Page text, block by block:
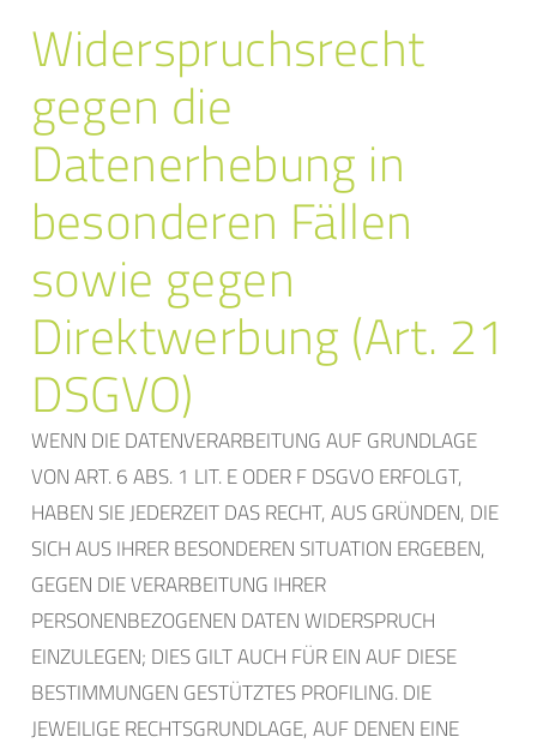
Widerspruchsrecht
gegen die
Datenerhebung in
besonderen Fällen
sowie gegen
Direktwerbung (Art. 21
DSGVO)
WENN DIE DATENVERARBEITUNG AUF GRUNDLAGE
VON ART. 6 ABS. 1 LIT. E ODER F DSGVO ERFOLGT,
HABEN SIE JEDERZEIT DAS RECHT, AUS GRÜNDEN, DIE
SICH AUS IHRER BESONDEREN SITUATION ERGEBEN,
GEGEN DIE VERARBEITUNG IHRER
PERSONENBEZOGENEN DATEN WIDERSPRUCH
EINZULEGEN; DIES GILT AUCH FÜR EIN AUF DIESE
BESTIMMUNGEN GESTÜTZTES PROFILING. DIE
JEWEILIGE RECHTSGRUNDLAGE, AUF DENEN EINE